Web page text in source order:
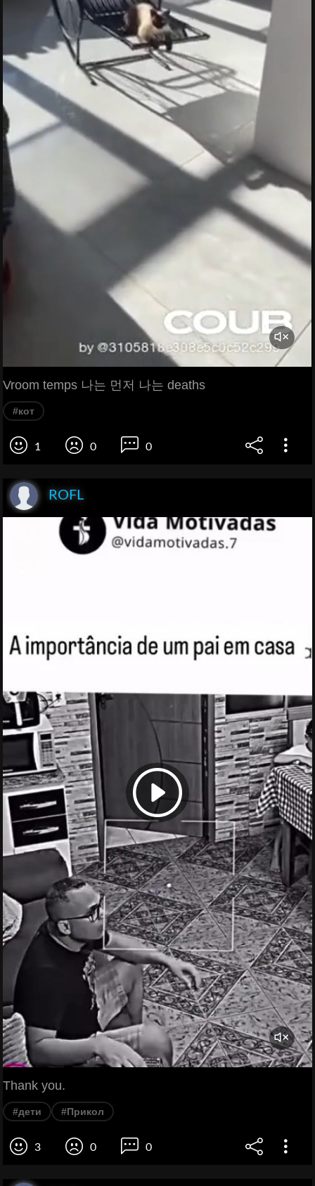
Vroom temps 나는 먼저 나는 deaths
#кот
1 0 0
ROFL
Thank you.
#дети #Прикол
3 0 0